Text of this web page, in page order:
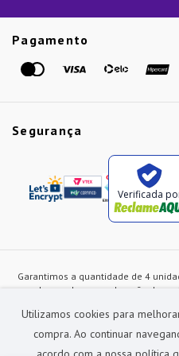
Utilizamos cookies para
compra. Ao continuar
Pagamento
Segurança
Verificada
Garantimos a quantidade de 4
ou de acordo com a duração dos
alterados a qualquer instante sem
para a loja virtual, não restando
lojas físicas da rede Preçolandia.